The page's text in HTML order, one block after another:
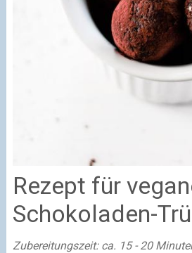
Rezept für
Schokoladen-
Zubereitungszeit: ca. 15 - 20